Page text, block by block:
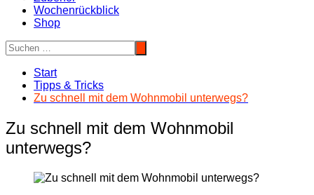
Wochenrückblick
Shop
Start
Tipps & Tricks
Zu schnell mit dem Wohnmobil unterwegs?
Zu schnell mit dem Wohnmobil
unterwegs?